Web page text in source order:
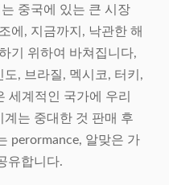
중국에 있는 큰 시장
에, 지금까지, 낙관한 해
기 위하여 바쳐집니다,
, 브라질, 멕시코, 터키,
세계적인 국가에 우리
는 중대한 것 판매 후
perormance, 알맞은 가
유합니다.